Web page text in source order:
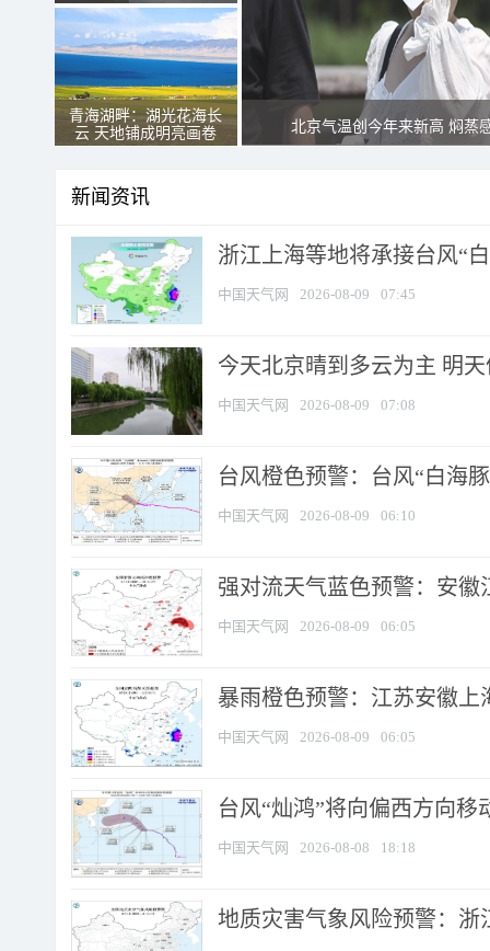
青海湖畔：湖光花海长
云 天地铺成明亮画卷
北京气温创今年来新高 焖蒸
新闻资讯
浙江上海等地将承接台风“
中国天气网 2026-08-09 07:45
今天北京晴到多云为主 明
中国天气网 2026-08-09 07:08
台风橙色预警：台风“白海
中国天气网 2026-08-09 06:10
强对流天气蓝色预警：安徽
中国天气网 2026-08-09 06:05
暴雨橙色预警：江苏安徽上
中国天气网 2026-08-09 06:05
台风“灿鸿”将向偏西方向移
中国天气网 2026-08-08 18:18
地质灾害气象风险预警：